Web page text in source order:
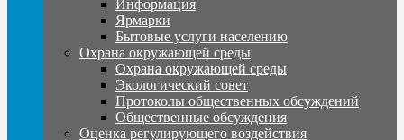
Информация
Ярмарки
Бытовые услуги населению
Охрана окружающей среды
Охрана окружающей среды
Экологический совет
Протоколы общественных обсуждений
Общественные обсуждения
Оценка регулирующего воздействия